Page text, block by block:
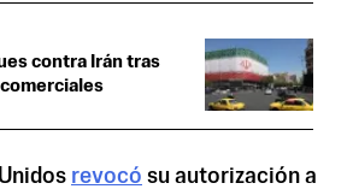
contra Irán tras
revocó su autorización a